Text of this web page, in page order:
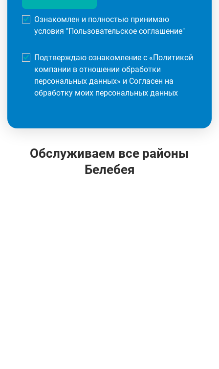
Ознакомлен и полностью принимаю
условия "Пользовательское соглашение"
Подтверждаю ознакомление с «Политикой
компании в отношении обработки
персональных данных» и Согласен на
обработку моих персональных данных
Обслуживаем все районы
Белебея